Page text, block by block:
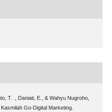
T. ., Daniati, E., & Wahyu Nugroho,
Go-Digital Marketing.